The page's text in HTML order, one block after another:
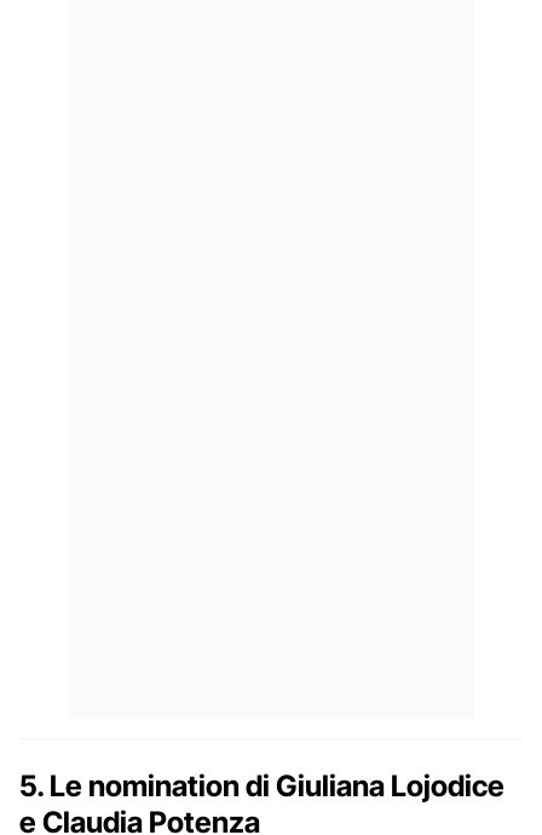
5. Le nomination di Giuliana Lojodice
e Claudia Potenza